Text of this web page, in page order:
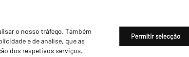
o nosso tráfego. Também
e de análise, que as
dos respetivos serviços.
Permitir selecção